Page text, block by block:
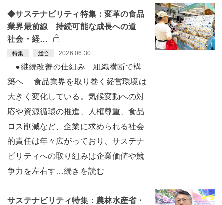
◆サステナビリティ特集：変革の食品
業界最前線 持続可能な成長への道
社会・経…
特集 総合 2026.06.30
●継続改善の仕組み 組織横断で構
築へ 食品業界を取り巻く経営環境は
大きく変化している。気候変動への対
応や資源循環の推進、人権尊重、食品
ロス削減など、企業に求められる社会
的責任は年々広がっており、サステナ
ビリティへの取り組みは企業価値や競
争力を左右す…続きを読む
サステナビリティ特集：農林水産省・